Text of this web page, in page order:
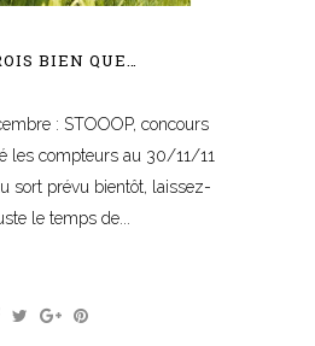
BIEN QUE…
: STOOOP, concours
les compteurs au 30/11/11
sort prévu bientôt, laissez-
le temps de...